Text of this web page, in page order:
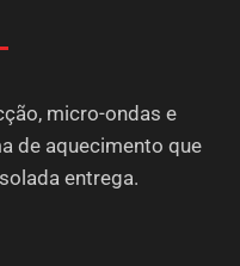
micro-ondas e
de aquecimento que
entrega.